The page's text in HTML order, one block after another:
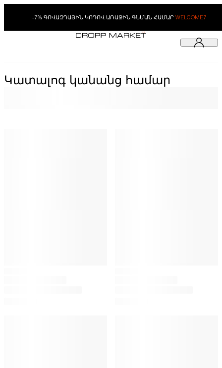
-7% ԳՈՎԱԶԴԱՅԻՆ ԿՈԴՈՎ ԱՌԱՋԻՆ ԳՆՄԱՆ ՀԱՄԱՐ WELCOME7
Կատալոգ կանանց համար